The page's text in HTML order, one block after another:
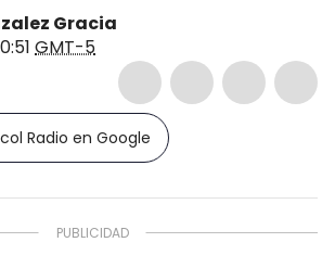
Gracia
GMT-5
Radio en Google